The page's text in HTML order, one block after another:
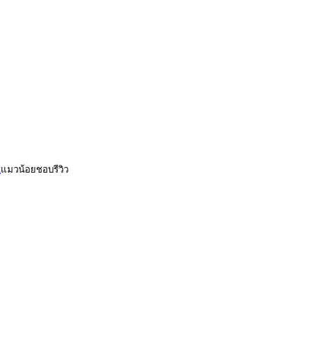
แมวน้อยชอบรีวิว